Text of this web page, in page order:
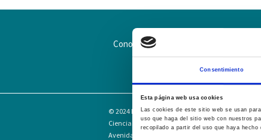
Consentimiento
Esta página web usa cookies
Las cookies de este sitio web se usan
uso que haga del sitio web con nuestros
recopilado a partir del uso que haya hecho
Conoce la Escuela
© 2024 Escuela Técnico Profesional en
Ciencias de la Salud Hospital Mompía
Avenida de los Condes, s/n · 39100